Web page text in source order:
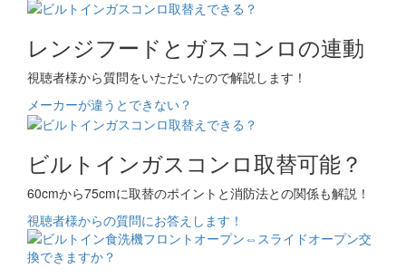
レンジフードとガスコンロの連動
視聴者様から質問をいただいたので解説します！
メーカーが違うとできない？
ビルトインガスコンロ取替可能？
60cmから75cmに取替のポイントと消防法との関係も解説！
視聴者様からの質問にお答えします！